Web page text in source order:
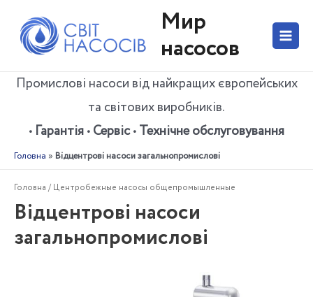
вмісту
Мир
насосов
Main
Промислові насоси від найкращих європейських
та світових виробників.
• Гарантія • Сервіс • Технічне обслуговування
Головна » Відцентрові насоси загальнопромислові
Головна / Центробежные насосы общепромышленные
Відцентрові насоси
загальнопромислові